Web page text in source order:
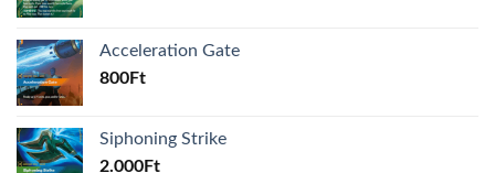
Acceleration Gate
800Ft
Siphoning Strike
2.000Ft